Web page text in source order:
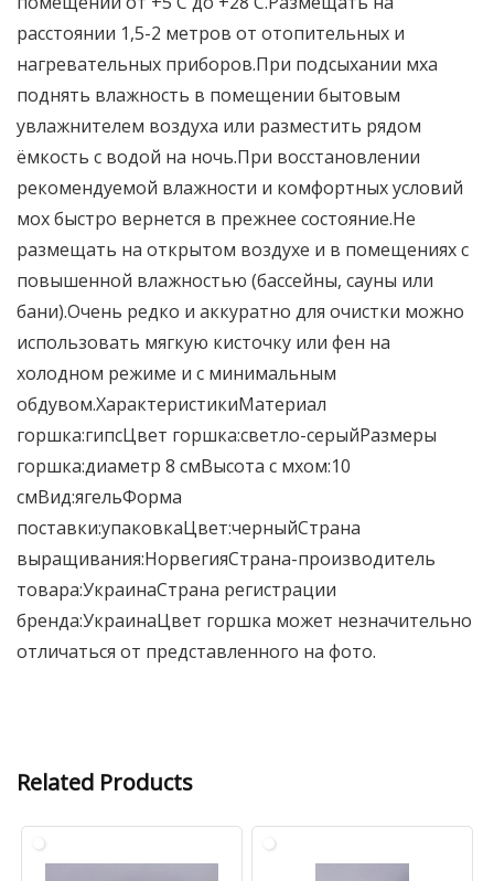
расстоянии 1,5-2 метров от отопительных и
нагревательных приборов.При подсыхании мха
поднять влажность в помещении бытовым
увлажнителем воздуха или разместить рядом
ёмкость с водой на ночь.При восстановлении
рекомендуемой влажности и комфортных условий
мох быстро вернется в прежнее состояние.Не
размещать на открытом воздухе и в помещениях с
повышенной влажностью (бассейны, сауны или
бани).Очень редко и аккуратно для очистки можно
использовать мягкую кисточку или фен на
холодном режиме и с минимальным
обдувом.ХарактеристикиМатериал
горшка:гипсЦвет горшка:светло-серыйРазмеры
горшка:диаметр 8 смВысота с мхом:10
смВид:ягельФорма
поставки:упаковкаЦвет:черныйСтрана
выращивания:НорвегияСтрана-производитель
товара:УкраинаСтрана регистрации
бренда:УкраинаЦвет горшка может незначительно
отличаться от представленного на фото.
Related Products